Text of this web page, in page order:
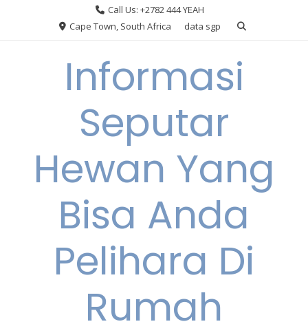
Call Us: +2782 444 YEAH
Cape Town, South Africa
data sgp
Informasi
Seputar
Hewan Yang
Bisa Anda
Pelihara Di
Rumah